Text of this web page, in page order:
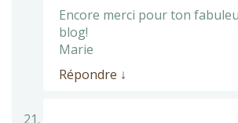
Encore merci pour ton
blog!
Marie
Répondre ↓